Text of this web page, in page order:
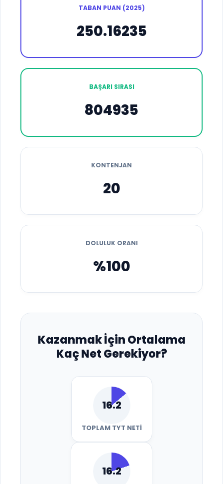
TABAN PUAN (2025)
250.16235
BAŞARI SIRASI
804935
KONTENJAN
20
DOLULUK ORANI
%100
Kazanmak İçin Ortalama
Kaç Net Gerekiyor?
16.2
TOPLAM TYT NETI
16.2